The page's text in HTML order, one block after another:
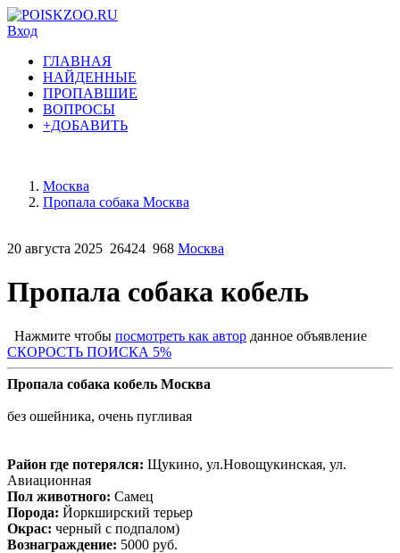
Вход
ГЛАВНАЯ
НАЙДЕННЫЕ
ПРОПАВШИЕ
ВОПРОСЫ
+ДОБАВИТЬ
Москва
Пропала собака Москва
20 августа 2025 26424 968 Москва
Пропала собака кобель
Нажмите чтобы посмотреть как автор данное объявление
СКОРОСТЬ ПОИСКА 5%
Пропала собака кобель Москва
без ошейника, очень пугливая
Район где потерялся: Щукино, ул.Новощукинская, ул.
Авиационная
Пол животного: Самец
Порода: Йоркширский терьер
Окрас: черный с подпалом)
Вознаграждение: 5000 руб.